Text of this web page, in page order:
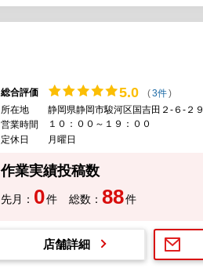
総合評価 5.0 (3件)
所在地
静岡県静岡市駿河区国吉田２-６-２９
営業時間
１０：００～１９：００
定休日
月曜日
作業実績投稿数
先月： 0件 総数： 88件
店舗詳細